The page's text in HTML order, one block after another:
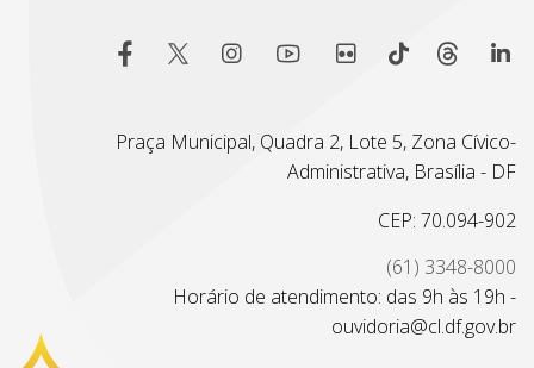
Praça Municipal, Quadra 2, Lote 5, Zona Cívico-
Administrativa, Brasília - DF
CEP: 70.094-902
(61) 3348-8000
Horário de atendimento: das 9h às 19h -
ouvidoria@cl.df.gov.br